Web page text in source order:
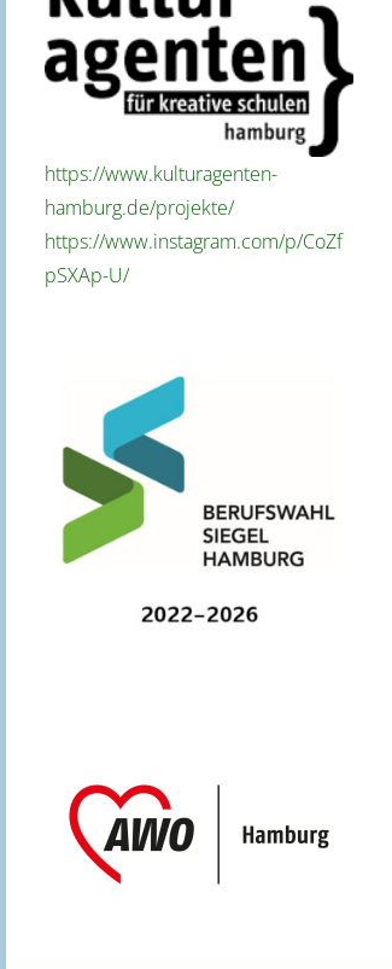
https://www.kulturagenten-
hamburg.de/projekte/
https://www.instagram.com/p/CoZf
pSXAp-U/